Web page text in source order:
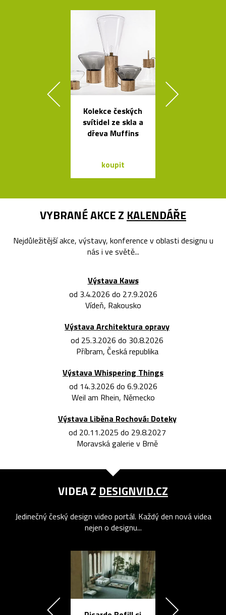
Kolekce českých
svítidel ze skla a
dřeva Muffins
koupit
VYBRANÉ AKCE Z KALENDÁŘE
Nejdůležitější akce, výstavy, konference v oblasti designu u
nás i ve světě...
Výstava Kaws
od 3.4.2026 do 27.9.2026
Vídeň, Rakousko
Výstava Architektura opravy
od 25.3.2026 do 30.8.2026
Příbram, Česká republika
Výstava Whispering Things
od 14.3.2026 do 6.9.2026
Weil am Rhein, Německo
Výstava Liběna Rochová: Doteky
od 20.11.2025 do 29.8.2027
Moravská galerie v Brně
VIDEA Z DESIGNVID.CZ
Jedinečný český design video portál. Každý den nová videa
nejen o designu...